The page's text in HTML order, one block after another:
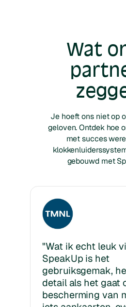
Wat
Je hoeft ons niet op
geloven. Ontdek hoe
met succes
gebouwd met
"Wat ik echt leuk
SpeakUp is het
gebruiksgemak,
detail als het gaat
bescherming van